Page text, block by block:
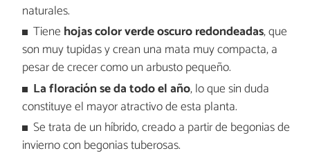
naturales.
Tiene hojas color verde oscuro redondeadas, que
son muy tupidas y crean una mata muy compacta, a
pesar de crecer como un arbusto pequeño.
La floración se da todo el año, lo que sin duda
constituye el mayor atractivo de esta planta.
Se trata de un híbrido, creado a partir de begonias de
invierno con begonias tuberosas.